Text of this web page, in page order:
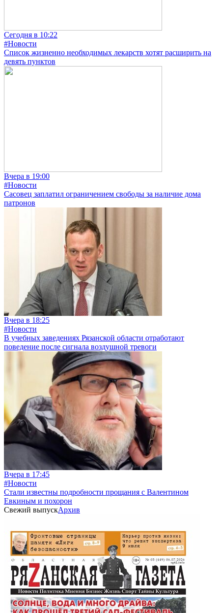
Сегодня в 10:22
#Новости
Список жизненно необходимых лекарств хотят расширить на
девять пунктов
Вчера в 19:00
#Новости
Сасовец заплатил ограничением свободы за наличие дома
патронов
Вчера в 18:25
#Новости
В учебных заведениях Рязанской области отработают
поведение после сигнала воздушной тревоги
Вчера в 17:45
#Новости
Стали известны подробности прощания с Валентином
Евкиным и похорон
Свежий выпускАрхив